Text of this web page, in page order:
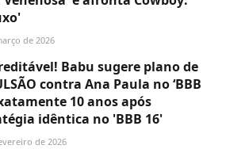
de 2026
Babu sugere plano de
contra Ana Paula no ‘BBB
10 anos após
idêntica no 'BBB 16'
de 2026